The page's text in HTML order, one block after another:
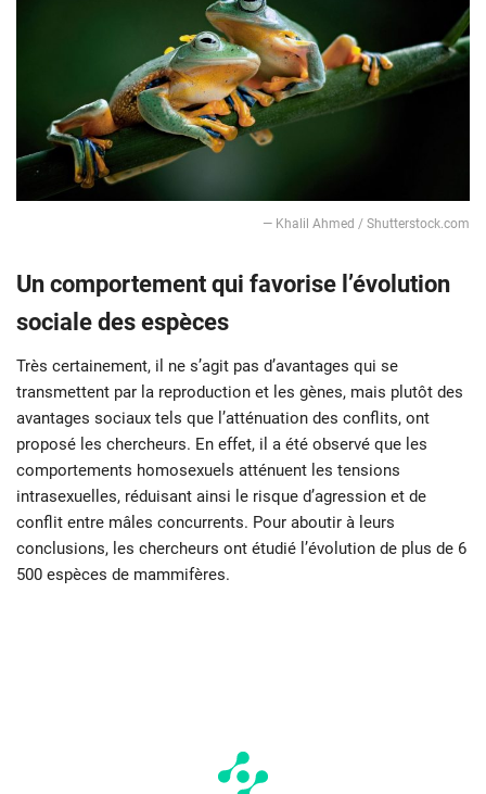
— Khalil Ahmed / Shutterstock.com
Un comportement qui favorise l’évolution
sociale des espèces
Très certainement, il ne s’agit pas d’avantages qui se
transmettent par la reproduction et les gènes, mais plutôt des
avantages sociaux tels que l’atténuation des conflits, ont
proposé les chercheurs. En effet, il a été observé que les
comportements homosexuels atténuent les tensions
intrasexuelles, réduisant ainsi le risque d’agression et de
conflit entre mâles concurrents. Pour aboutir à leurs
conclusions, les chercheurs ont étudié l’évolution de plus de 6
500 espèces de mammifères.